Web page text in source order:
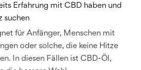
Erfahrung mit CBD haben und
suchen
für Anfänger, Menschen mit
oder solche, die keine Hitze
In diesen Fällen ist CBD-Öl,